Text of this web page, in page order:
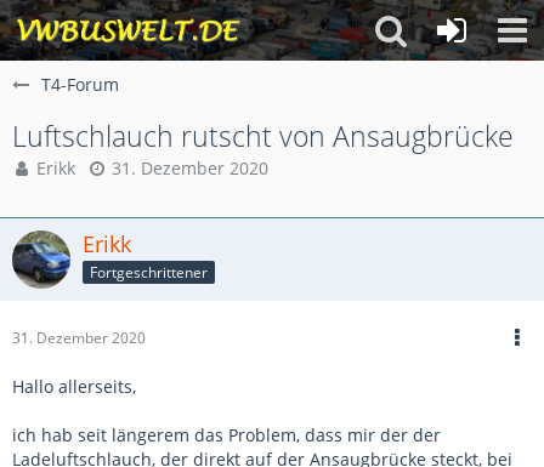
T4-Forum
Luftschlauch rutscht von Ansaugbrücke
Erikk 31. Dezember 2020
Erikk
Fortgeschrittener
31. Dezember 2020
Hallo allerseits,
ich hab seit längerem das Problem, dass mir der der
Ladeluftschlauch, der direkt auf der Ansaugbrücke steckt, bei